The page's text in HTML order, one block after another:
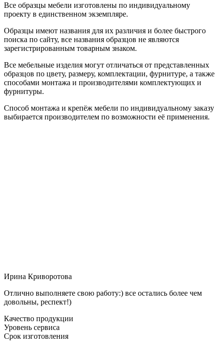
Все образцы мебели изготовлены по индивидуальному
проекту в единственном экземпляре.
Образцы имеют названия для их различия и более быстрого
поиска по сайту, все названия образцов не являются
зарегистрированным товарным знаком.
Все мебельные изделия могут отличаться от представленных
образцов по цвету, размеру, комплектации, фурнитуре, а также
способами монтажа и производителями комплектующих и
фурнитуры.
Способ монтажа и крепёж мебели по индивидуальному заказу
выбирается производителем по возможности её применения.
Ирина Криворотова
Отлично выполняете свою работу:) все остались более чем
довольны, респект!)
Качество продукции
Уровень сервиса
Срок изготовления